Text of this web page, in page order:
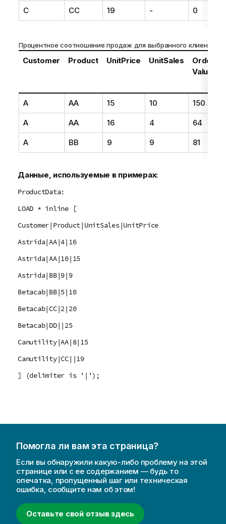
C CC 19 - 0
Процентное соотношение продаж для выбранного клиента
Customer Product UnitPrice UnitSales
Order
Value
A AA 15 10 150
A AA 16 4 64
A BB 9 9 81
Данные, используемые в примерах:
ProductData:
LOAD * inline [
Customer|Product|UnitSales|UnitPrice
Astrida|AA|4|16
Astrida|AA|10|15
Astrida|BB|9|9
Betacab|BB|5|10
Betacab|CC|2|20
Betacab|DD||25
Canutility|AA|8|15
Canutility|CC||19
] (delimiter is '|');
Помогла ли вам эта страница?
Если вы обнаружили какую-либо проблему на этой
странице или с ее содержанием — будь то
опечатка, пропущенный шаг или техническая
ошибка, сообщите нам об этом!
Оставьте свой отзыв здесь